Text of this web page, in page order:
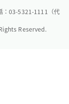
：03-5321-1111（代
Reserved.